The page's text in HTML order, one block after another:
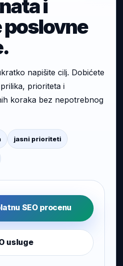
i
napišite cilj. Dobićete
prioriteta i
koraka bez nepotrebnog
jasni prioriteti
SEO procenu
usluge